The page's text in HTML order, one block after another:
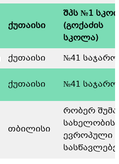
ქუთაისი
შპს №1
(გოქაძის
სკოლა)
ქუთაისი №41 საჯარო
ქუთაისი №41 საჯარო
თბილისი
რობერ
სახელობის
ევროპული